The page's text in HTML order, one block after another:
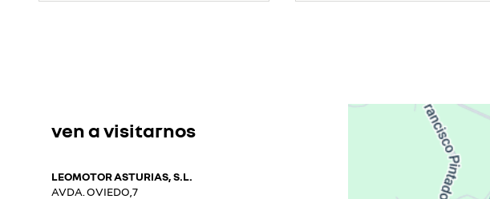
ven a visitarnos
LEOMOTOR ASTURIAS, S.L.
AVDA. OVIEDO,7